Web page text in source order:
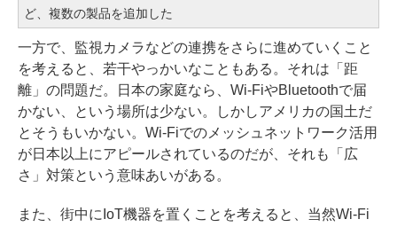
ど、複数の製品を追加した
一方で、監視カメラなどの連携をさらに進めていくこと
を考えると、若干やっかいなこともある。それは「距
離」の問題だ。日本の家庭なら、Wi-FiやBluetoothで届
かない、という場所は少ない。しかしアメリカの国土だ
とそうもいかない。Wi-Fiでのメッシュネットワーク活用
が日本以上にアピールされているのだが、それも「広
さ」対策という意味あいがある。
また、街中にIoT機器を置くことを考えると、当然Wi-Fi